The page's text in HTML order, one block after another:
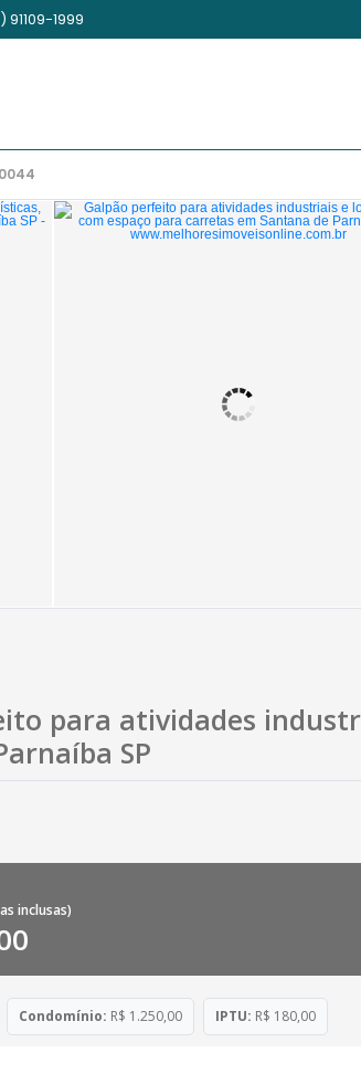
91109-1999
para atividades
SP
inclusas)
Condomínio: R$ 1.250,00 IPTU: R$ 180,00